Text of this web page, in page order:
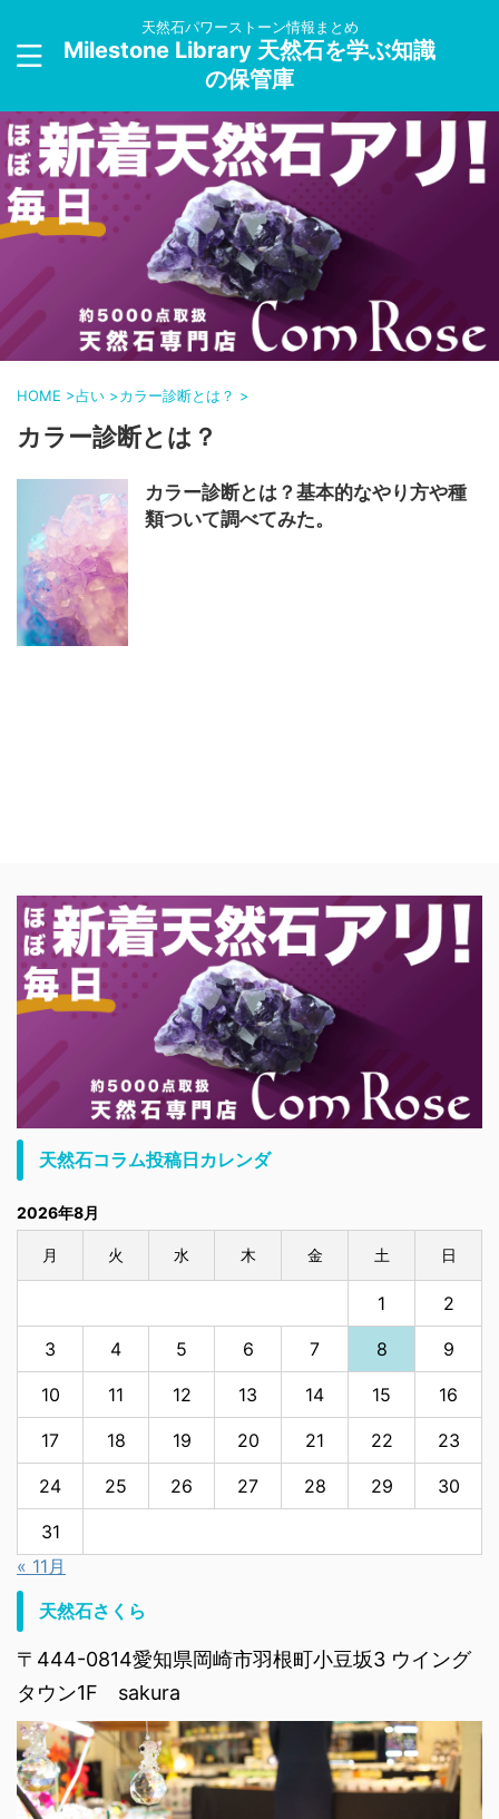
天然石パワーストーン情報まとめ
Milestone Library 天然石を学ぶ知識
の保管庫
HOME >占い >カラー診断とは？ >
カラー診断とは？
カラー診断とは？基本的なやり方や種
類ついて調べてみた。
天然石コラム投稿日カレンダ
2026年8月
月 火 水 木 金 土 日
1 2
3 4 5 6 7 8 9
10 11 12 13 14 15 16
17 18 19 20 21 22 23
24 25 26 27 28 29 30
31
« 11月
天然石さくら
〒444-0814愛知県岡崎市羽根町小豆坂3 ウイング
タウン1F sakura